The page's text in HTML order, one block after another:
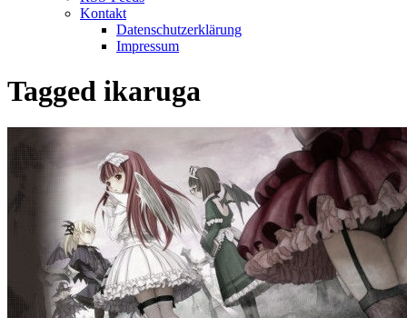
Kontakt
Datenschutzerklärung
Impressum
Tagged ikaruga